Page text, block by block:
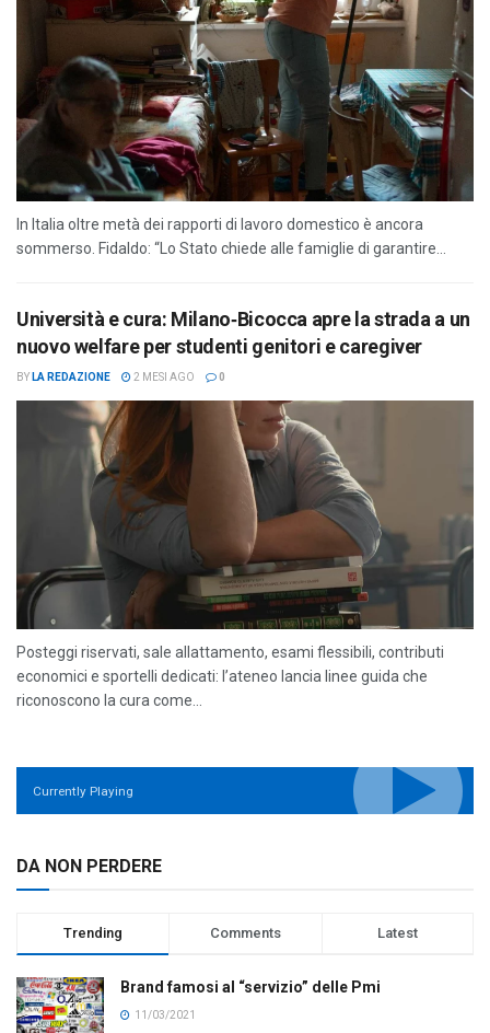
In Italia oltre metà dei rapporti di lavoro domestico è ancora
sommerso. Fidaldo: “Lo Stato chiede alle famiglie di garantire...
Università e cura: Milano‑Bicocca apre la strada a un
nuovo welfare per studenti genitori e caregiver
BY LA REDAZIONE 2 MESI AGO 0
Posteggi riservati, sale allattamento, esami flessibili, contributi
economici e sportelli dedicati: l’ateneo lancia linee guida che
riconoscono la cura come...
Currently Playing
DA NON PERDERE
Trending Comments Latest
Brand famosi al “servizio” delle Pmi
11/03/2021